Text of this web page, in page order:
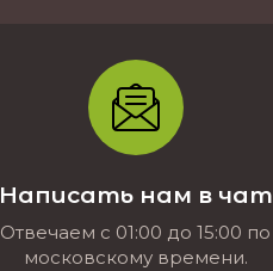
Написать нам в чат
Отвечаем с 01:00 до 15:00 по
московскому времени.